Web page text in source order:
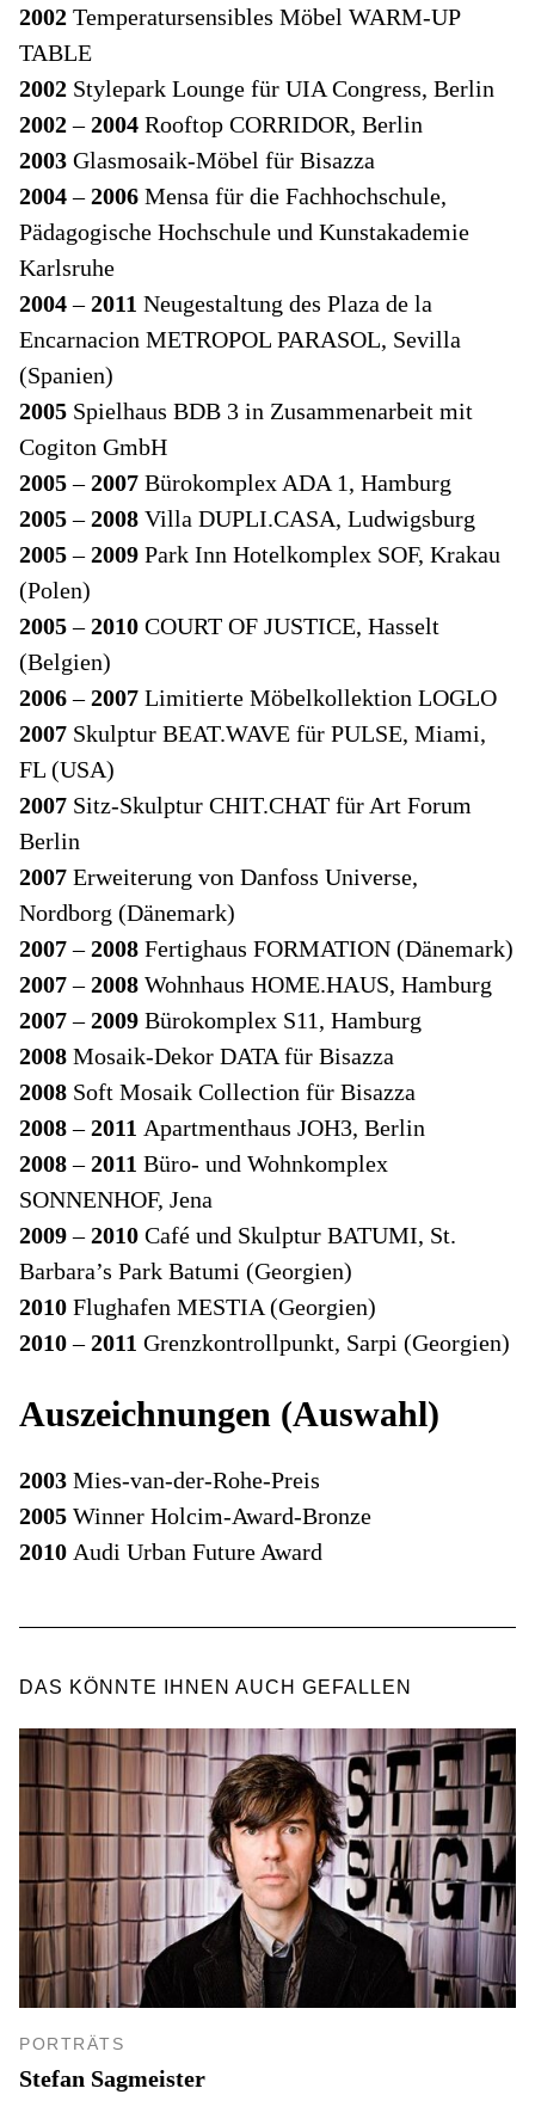
2002 Temperatursensibles Möbel WARM-UP
TABLE
2002 Stylepark Lounge für UIA Congress, Berlin
2002–2004 Rooftop CORRIDOR, Berlin
2003 Glasmosaik-Möbel für Bisazza
2004–2006 Mensa für die Fachhochschule,
Pädagogische Hochschule und Kunstakademie
Karlsruhe
2004–2011 Neugestaltung des Plaza de la
Encarnacion METROPOL PARASOL, Sevilla
(Spanien)
2005 Spielhaus BDB 3 in Zusammenarbeit mit
Cogiton GmbH
2005–2007 Bürokomplex ADA 1, Hamburg
2005–2008 Villa DUPLI.CASA, Ludwigsburg
2005–2009 Park Inn Hotelkomplex SOF, Krakau
(Polen)
2005–2010 COURT OF JUSTICE, Hasselt
(Belgien)
2006–2007 Limitierte Möbelkollektion LOGLO
2007 Skulptur BEAT.WAVE für PULSE, Miami,
FL (USA)
2007 Sitz-Skulptur CHIT.CHAT für Art Forum
Berlin
2007 Erweiterung von Danfoss Universe,
Nordborg (Dänemark)
2007–2008 Fertighaus FORMATION (Dänemark)
2007–2008 Wohnhaus HOME.HAUS, Hamburg
2007–2009 Bürokomplex S11, Hamburg
2008 Mosaik-Dekor DATA für Bisazza
2008 Soft Mosaik Collection für Bisazza
2008–2011 Apartmenthaus JOH3, Berlin
2008–2011 Büro- und Wohnkomplex
SONNENHOF, Jena
2009–2010 Café und Skulptur BATUMI, St.
Barbara’s Park Batumi (Georgien)
2010 Flughafen MESTIA (Georgien)
2010–2011 Grenzkontrollpunkt, Sarpi (Georgien)
Auszeichnungen (Auswahl)
2003 Mies-van-der-Rohe-Preis
2005 Winner Holcim-Award-Bronze
2010 Audi Urban Future Award
DAS KÖNNTE IHNEN AUCH GEFALLEN
PORTRÄTS
Stefan Sagmeister